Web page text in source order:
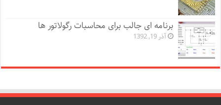
برنامه ای جالب برای محاسبات رگولاتور ها
آذر 19, 1392